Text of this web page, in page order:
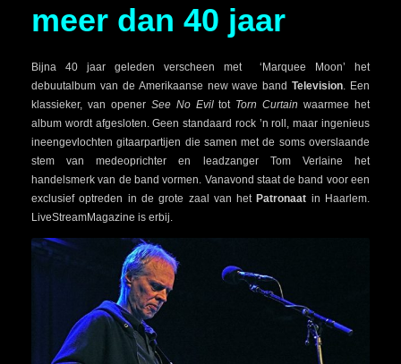
meer dan 40 jaar
Bijna 40 jaar geleden verscheen met ‘Marquee Moon’ het
debuutalbum van de Amerikaanse new wave bandTelevision . Een
klassieker, van opener See No Eviltot Torn Curtain waarmee het
album wordt afgesloten. Geen standaard rock ’n roll, maar ingenieus
ineengevlochten gitaarpartijen die samen met de soms overslaande
stem van medeoprichter en leadzanger Tom Verlaine het
handelsmerk van de band vormen. Vanavond staat de band voor een
exclusief optreden in de grote zaal van hetPatronaat in Haarlem.
LiveStreamMagazine is erbij.